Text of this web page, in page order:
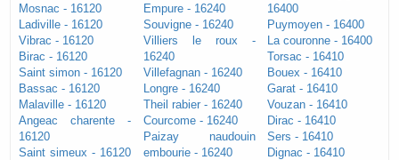
Mosnac - 16120
Ladiville - 16120
Vibrac - 16120
Birac - 16120
Saint simon - 16120
Bassac - 16120
Malaville - 16120
Angeac charente -
16120
Saint simeux - 16120
Empure - 16240
Souvigne - 16240
Villiers le roux -
16240
Villefagnan - 16240
Longre - 16240
Theil rabier - 16240
Courcome - 16240
Paizay naudouin
embourie - 16240
16400
Puymoyen - 16400
La couronne - 16400
Torsac - 16410
Bouex - 16410
Garat - 16410
Vouzan - 16410
Dirac - 16410
Sers - 16410
Dignac - 16410